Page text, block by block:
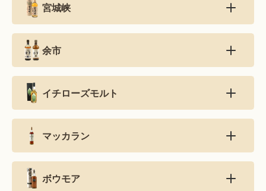
宮城峡
余市
イチローズモルト
マッカラン
ボウモア